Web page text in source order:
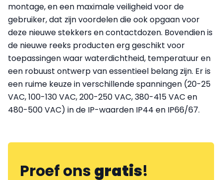
montage, en een maximale veiligheid voor de
gebruiker, dat zijn voordelen die ook opgaan voor
deze nieuwe stekkers en contactdozen. Bovendien is
de nieuwe reeks producten erg geschikt voor
toepassingen waar waterdichtheid, temperatuur en
een robuust ontwerp van essentieel belang zijn. Er is
een ruime keuze in verschillende spanningen (20-25
VAC, 100-130 VAC, 200-250 VAC, 380-415 VAC en
480-500 VAC) in de IP-waarden IP44 en IP66/67.
Proef onsgratis!